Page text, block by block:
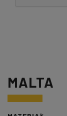
MALTA